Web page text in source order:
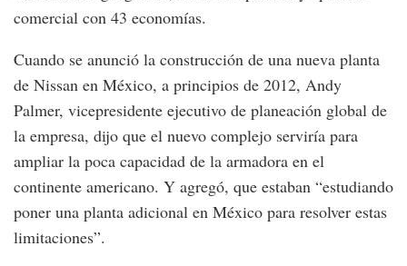
comercial con 43 economías.
Cuando se anunció la construcción de una nueva planta
de Nissan en México, a principios de 2012, Andy
Palmer, vicepresidente ejecutivo de planeación global de
la empresa, dijo que el nuevo complejo serviría para
ampliar la poca capacidad de la armadora en el
continente americano. Y agregó, que estaban “estudiando
poner una planta adicional en México para resolver estas
limitaciones”.